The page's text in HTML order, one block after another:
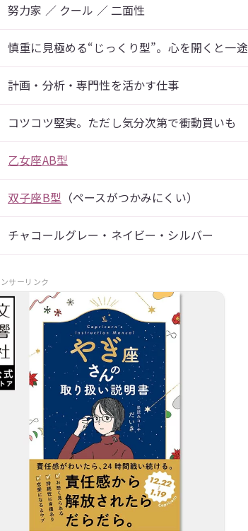
努力家 ／ クール ／ 二面性
慎重に見極める“じっくり型”。心を開くと一途
計画・分析・専門性を活かす仕事
コツコツ堅実。ただし気分次第で衝動買いも
乙女座AB型
双子座B型 （ペースがつかみにくい）
チャコールグレー・ネイビー・シルバー
サーリンク